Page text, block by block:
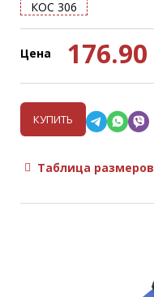
КОС 306
Цена 176.90
КУПИТЬ
Таблица размеров